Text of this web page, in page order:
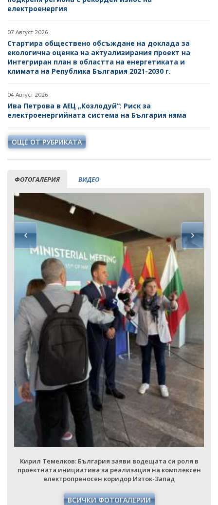
електроенергия
07 Август 2026
Стартира обществено обсъждане на доклада за
екологична оценка на актуализирания проект на
Интегриран план в областта на енергетиката и
климата на Република България 2021-2030 г.
04 Август 2026
Ива Петрова в АЕЦ „Козлодуй“: Риск за
електроенергийната система на България няма
ОЩЕ ОТ РУБРИКАТА
ФОТОГАЛЕРИЯ ВИДЕО
Кирил Темелков: България заяви водещата си роля в
проектната инициатива за реализация на комплексен
електропреносен коридор Изток-Запад
ВСИЧКИ ФОТОГАЛЕРИИ